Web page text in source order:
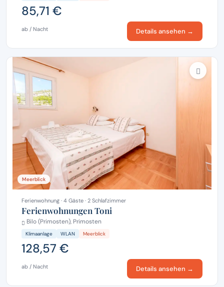
85,71 €
ab / Nacht Details ansehen →
Meerblick
Ferienwohnung · 4 Gäste · 2 Schlafzimmer
Ferienwohnungen Toni
Bilo (Primosten), Primosten
Klimaanlage WLAN Meerblick
128,57 €
ab / Nacht Details ansehen →